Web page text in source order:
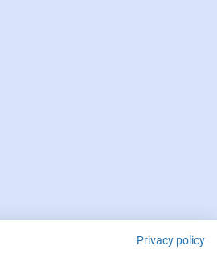
Privacy policy